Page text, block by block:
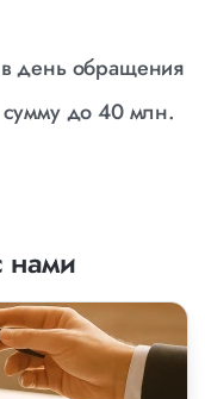
день обращения
сумму до 40 млн.
нами